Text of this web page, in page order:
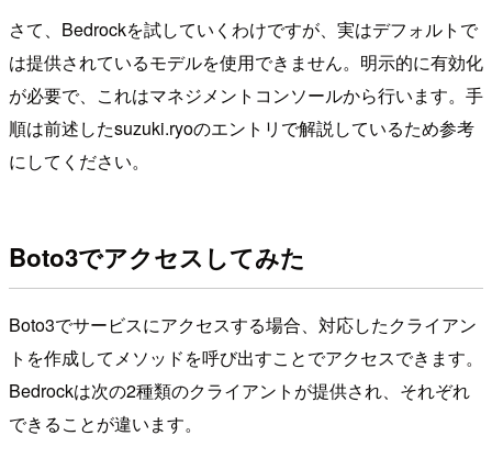
さて、Bedrockを試していくわけですが、実はデフォルトで
は提供されているモデルを使用できません。明示的に有効化
が必要で、これはマネジメントコンソールから行います。手
順は前述したsuzuki.ryoのエントリで解説しているため参考
にしてください。
Boto3でアクセスしてみた
Boto3でサービスにアクセスする場合、対応したクライアン
トを作成してメソッドを呼び出すことでアクセスできます。
Bedrockは次の2種類のクライアントが提供され、それぞれ
できることが違います。